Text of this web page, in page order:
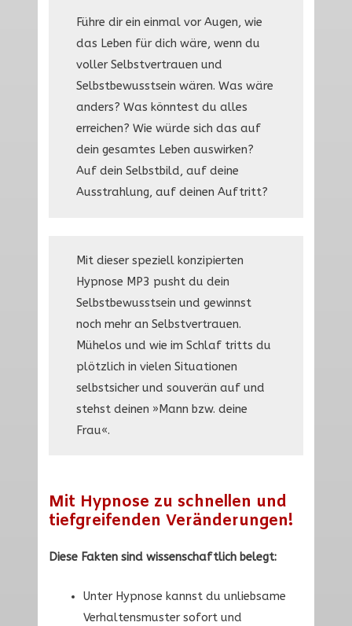
Führe dir ein einmal vor Augen, wie
das Leben für dich wäre, wenn du
voller Selbstvertrauen und
Selbstbewusstsein wären. Was wäre
anders? Was könntest du alles
erreichen? Wie würde sich das auf
dein gesamtes Leben auswirken?
Auf dein Selbstbild, auf deine
Ausstrahlung, auf deinen Auftritt?
Mit dieser speziell konzipierten
Hypnose MP3 pusht du dein
Selbstbewusstsein und gewinnst
noch mehr an Selbstvertrauen.
Mühelos und wie im Schlaf tritts du
plötzlich in vielen Situationen
selbstsicher und souverän auf und
stehst deinen »Mann bzw. deine
Frau«.
Mit Hypnose zu schnellen und
tiefgreifenden Veränderungen!
Diese Fakten sind wissenschaftlich belegt:
Unter Hypnose kannst du unliebsame
Verhaltensmuster sofort und